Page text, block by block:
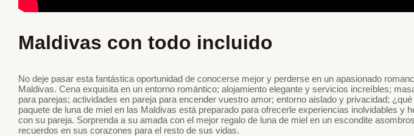
Maldivas con todo incluido
No deje pasar esta fantástica oportunidad de conocerse mejor y perderse en un apasionado
Maldivas. Cena exquisita en un entorno romántico; alojamiento elegante y servicios increíbles;
para parejas; actividades en pareja para encender vuestro amor; entorno aislado y privacidad;
paquete de luna de miel en las Maldivas está preparado para ofrecerle experiencias inolvidables y
con su pareja. Sorprenda a su amada con el mejor regalo de luna de miel en un escondite
recuerdos en sus corazones para el resto de sus vidas.